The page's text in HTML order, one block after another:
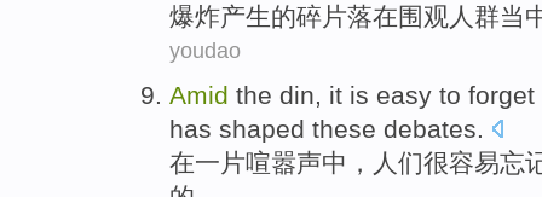
爆炸产生的碎片落在围观 人群当
youdao
Amid the din, it is easy to forget
has shaped these debates.
在一片喧嚣声中 ， 人们很容易忘